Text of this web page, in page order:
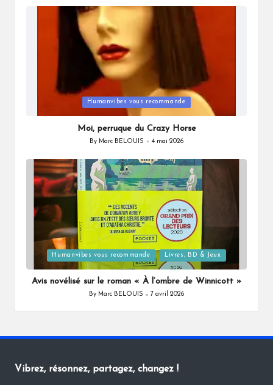
in
Humanvibes vous recommande
Moi, perruque du Crazy Horse
Posted
By Marc BELOUIS 4 mai 2026
Posted
in
Humanvibes vous recommande Livres, BD & Jeux
Avis novélisé sur le roman « À l’ombre de Winnicott »
Posted
By Marc BELOUIS 7 avril 2026
Vibrez, résonnez, partagez, changez !